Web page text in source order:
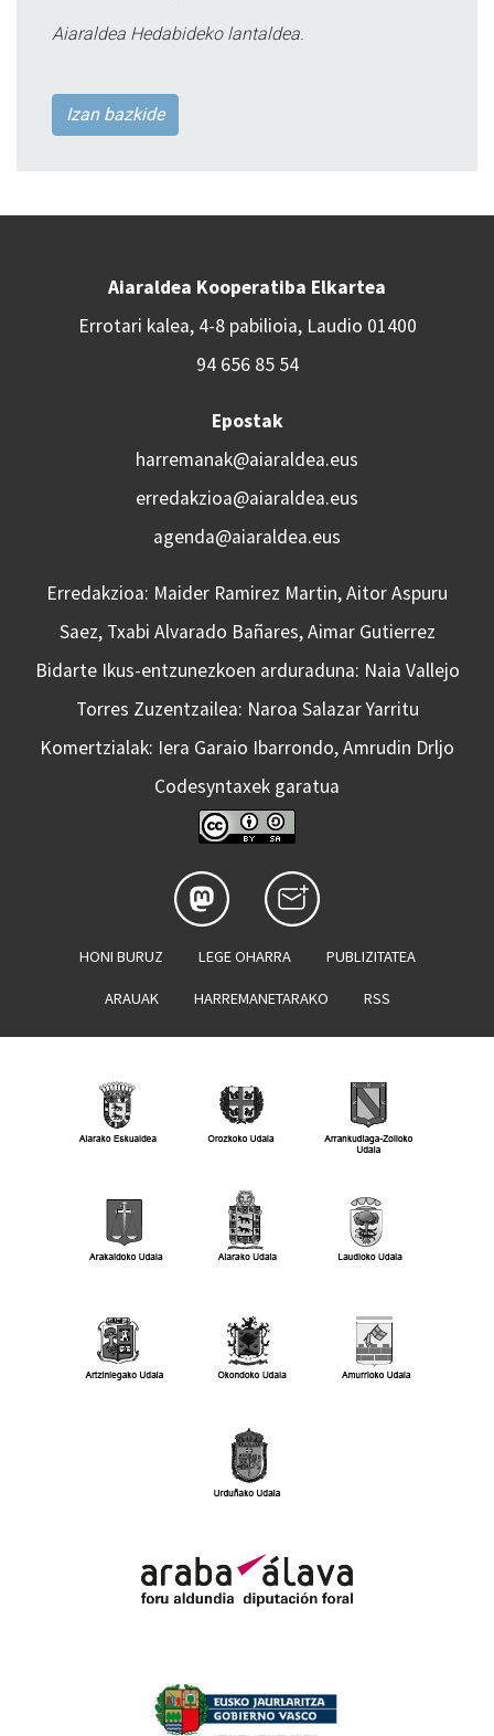
Aiaraldea Hedabideko lantaldea.
Izan bazkide
Aiaraldea Kooperatiba Elkartea
Errotari kalea, 4-8 pabilioia, Laudio 01400
94 656 85 54
Epostak
harremanak@aiaraldea.eus
erredakzioa@aiaraldea.eus
agenda@aiaraldea.eus
Erredakzioa: Maider Ramirez Martin, Aitor Aspuru
Saez, Txabi Alvarado Bañares, Aimar Gutierrez
Bidarte Ikus-entzunezkoen arduraduna: Naia Vallejo
Torres Zuzentzailea: Naroa Salazar Yarritu
Komertzialak: Iera Garaio Ibarrondo, Amrudin Drljo
Codesyntaxek garatua
HONI BURUZ LEGE OHARRA PUBLIZITATEA
ARAUAK HARREMANETARAKO RSS